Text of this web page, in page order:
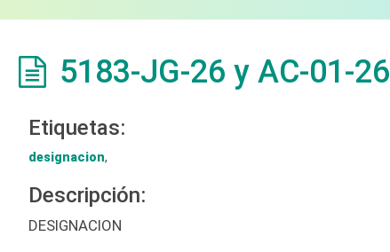
5183-JG-26 y AC-01-26
Etiquetas:
designacion,
Descripción:
DESIGNACION